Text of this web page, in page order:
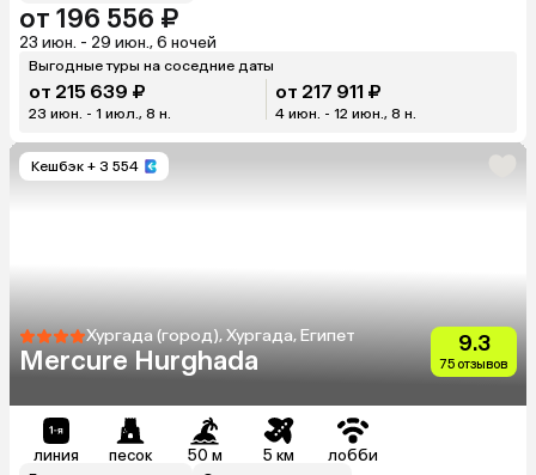
от 196 556 ₽
23 июн. - 29 июн., 6 ночей
Выгодные туры на соседние даты
от 215 639 ₽
23 июн. - 1 июл., 8 н.
от 217 911 ₽
4 июн. - 12 июн., 8 н.
Кешбэк + 3 554
Хургада (город), Хургада, Египет
Mercure Hurghada
9.3
75 отзывов
линия песок 50 м 5 км лобби